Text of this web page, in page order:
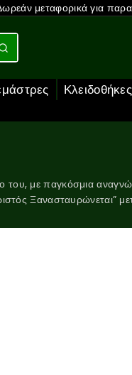
μεταφορικά για
Κλειδοθήκες
με παγκόσμια
Ξανασταυρώνεται”